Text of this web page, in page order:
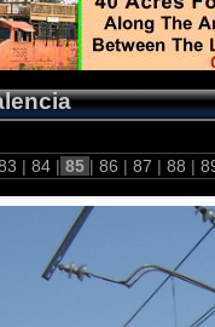
| 84 | 85 | 86 | 87 | 88 |